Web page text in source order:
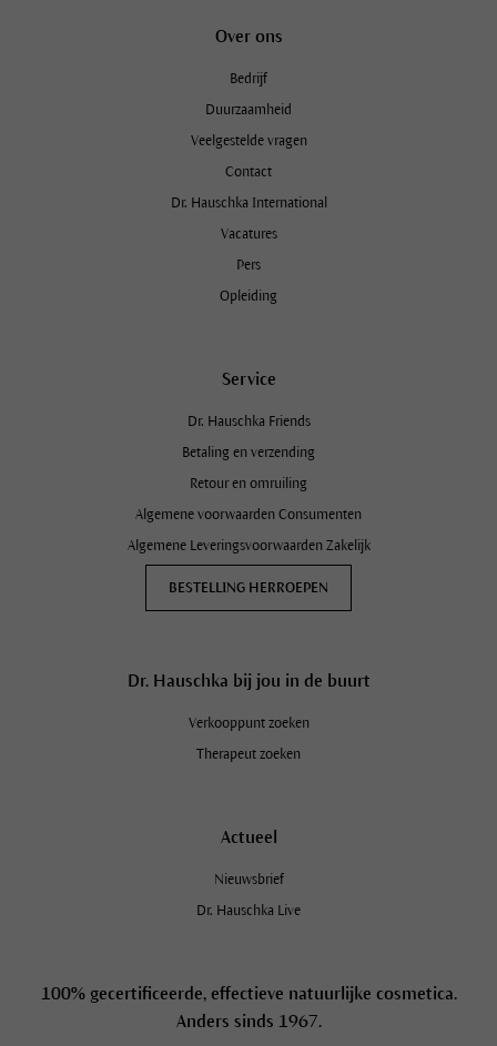
Over ons
Bedrijf
Duurzaamheid
Veelgestelde vragen
Contact
Dr. Hauschka International
Vacatures
Pers
Opleiding
Service
Dr. Hauschka Friends
Betaling en verzending
Retour en omruiling
Algemene voorwaarden Consumenten
Algemene Leveringsvoorwaarden Zakelijk
BESTELLING HERROEPEN
Dr. Hauschka bij jou in de buurt
Verkooppunt zoeken
Therapeut zoeken
Actueel
Nieuwsbrief
Dr. Hauschka Live
100% gecertificeerde, effectieve natuurlijke cosmetica.
Anders sinds 1967.